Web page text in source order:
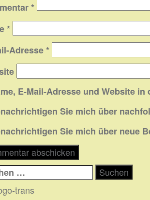
*
*
Adresse*
E-Mail-Adresse und Website
Sie mich über
Sie mich über neue